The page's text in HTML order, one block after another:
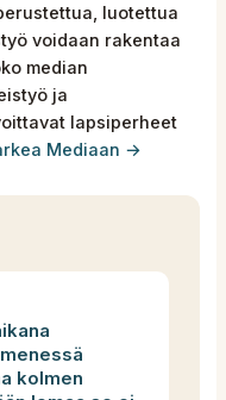
luotettua
voidaan rakentaa
median
ja
lapsiperheet
Mediaan →
kolmen